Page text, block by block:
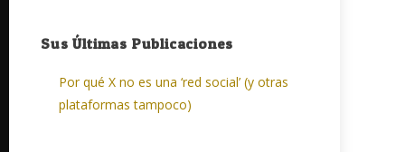
Sus Últimas Publicaciones
Por qué X no es una ‘red social’ (y otras
plataformas tampoco)